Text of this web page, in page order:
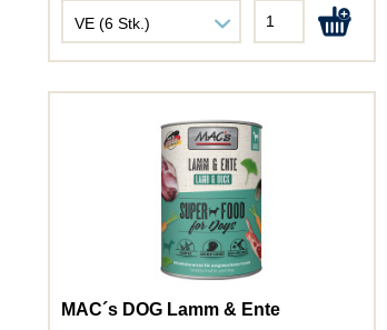
MAC´s DOG Lamm & Ente